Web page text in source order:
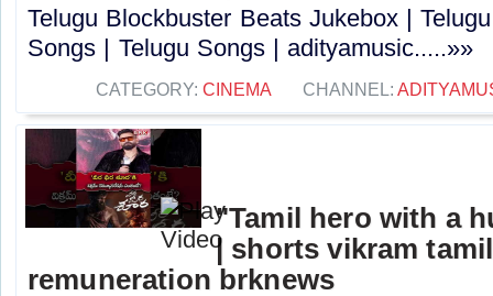
Telugu Blockbuster Beats Jukebox |
Songs | Telugu Songs | adityamusic.....»»
CATEGORY: CINEMA CHANNEL:
"Tamil hero with a
| shorts vikram
remuneration brknews